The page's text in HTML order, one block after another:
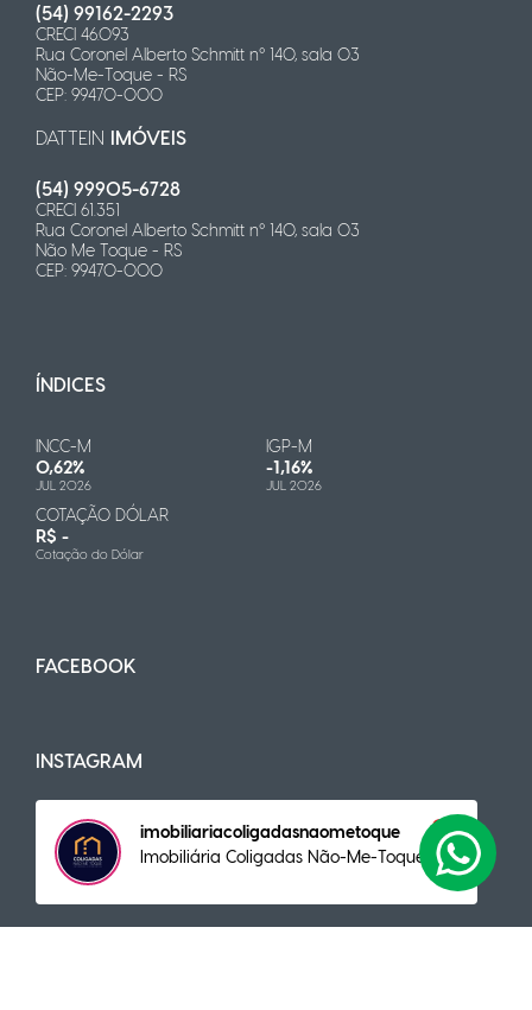
(54) 99162-2293
CRECI 46.093
Rua Coronel Alberto Schmitt n° 140, sala 03
Não-Me-Toque - RS
CEP: 99470-000
DATTEIN IMÓVEIS
(54) 99905-6728
CRECI 61.351
Rua Coronel Alberto Schmitt n° 140, sala 03
Não Me Toque - RS
CEP: 99470-000
ÍNDICES
INCC-M
0,62%
JUL 2026
IGP-M
-1,16%
JUL 2026
COTAÇÃO DÓLAR
R$ -
Cotação do Dólar
FACEBOOK
INSTAGRAM
imobiliariacoligadasnaometoque
Imobiliária Coligadas Não-Me-Toque